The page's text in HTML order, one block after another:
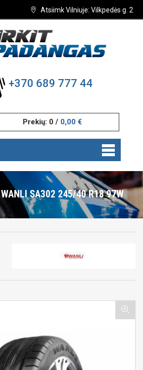
Atsiimk Vilniuje: Vilkpedės g. 2
+370 689 777 44
Prekių: 0 / 0,00 €
WANLI SA302 245/40 R18 97W